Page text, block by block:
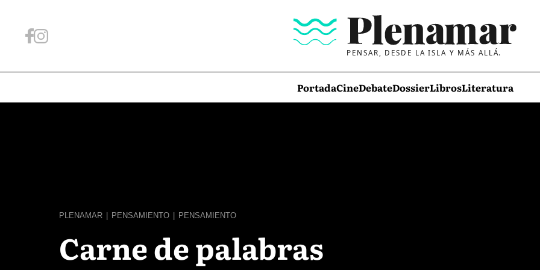
PENSAR, DESDE LA ISLA Y MÁS ALLÁ.
PortadaCineDebateDossierLibrosLiteratura
PLENAMAR PENSAMIENTO PENSAMIENTO
Carne de palabras